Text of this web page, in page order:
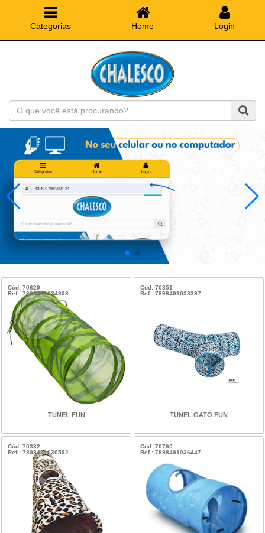
Categorias Home Login
que
você
procurando?
Cód: 70629
Ref.: 7898491034993
TUNEL FUN
Cód: 70851
Ref.: 7898491038397
TUNEL GATO FUN
Cód: 70332
Ref.: 7898491030582
Cód: 70760
Ref.: 7898491036447